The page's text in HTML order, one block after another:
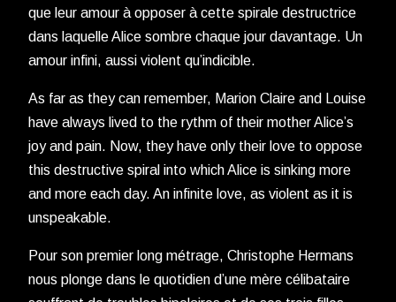
que leur amour à opposer à cette spirale destructrice
dans laquelle Alice sombre chaque jour davantage. Un
amour infini, aussi violent qu’indicible.
As far as they can remember, Marion Claire and Louise
have always lived to the rythm of their mother Alice’s
joy and pain. Now, they have only their love to oppose
this destructive spiral into which Alice is sinking more
and more each day. An infinite love, as violent as it is
unspeakable.
Pour son premier long métrage, Christophe Hermans
nous plonge dans le quotidien d’une mère célibataire